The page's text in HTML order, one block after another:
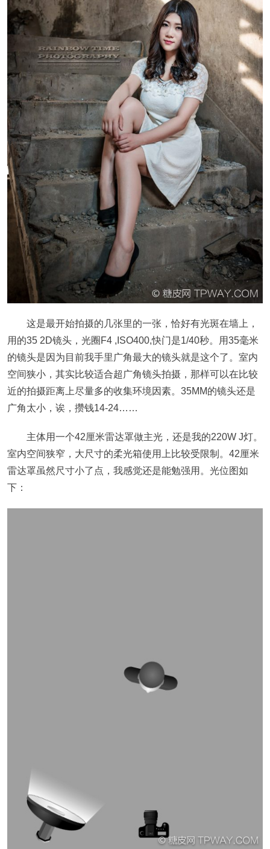
这是最开始拍摄的几张里的一张，恰好有光斑在墙上，
用的35 2D镜头，光圈F4 ,ISO400,快门是1/40秒。用35毫米
的镜头是因为目前我手里广角最大的镜头就是这个了。室内
空间狭小，其实比较适合超广角镜头拍摄，那样可以在比较
近的拍摄距离上尽量多的收集环境因素。35MM的镜头还是
广角太小，诶，攒钱14-24……
主体用一个42厘米雷达罩做主光，还是我的220W J灯。
室内空间狭窄，大尺寸的柔光箱使用上比较受限制。42厘米
雷达罩虽然尺寸小了点，我感觉还是能勉强用。光位图如
下：